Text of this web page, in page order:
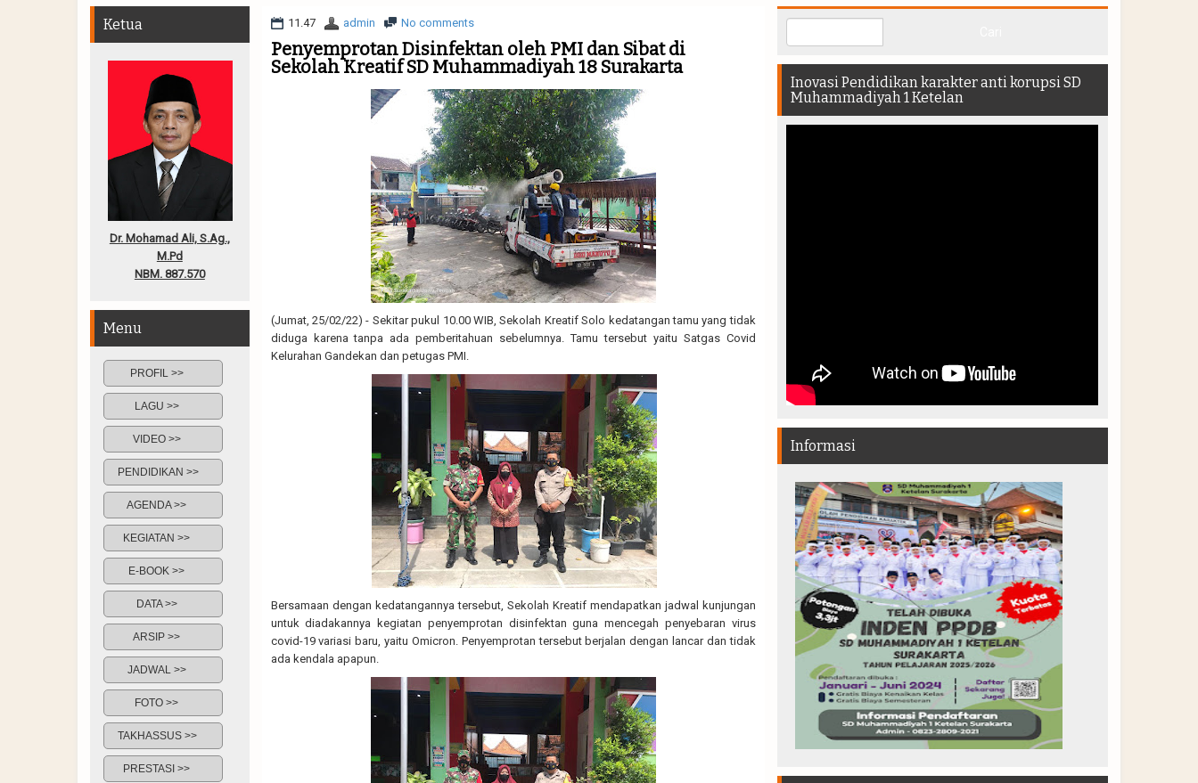
11.47 admin No comments
Penyemprotan Disinfektan oleh PMI dan Sibat di
Sekolah Kreatif SD Muhammadiyah 18 Surakarta
(Jumat, 25/02/22) - Sekitar pukul 10.00 WIB, Sekolah Kreatif Solo kedatangan tamu yang tidak
diduga karena tanpa ada pemberitahuan sebelumnya. Tamu tersebut yaitu Satgas Covid
Kelurahan Gandekan dan petugas PMI.
Bersamaan dengan kedatangannya tersebut, Sekolah Kreatif mendapatkan jadwal kunjungan
untuk diadakannya kegiatan penyemprotan disinfektan guna mencegah penyebaran virus
covid-19 variasi baru, yaitu Omicron. Penyemprotan tersebut berjalan dengan lancar dan tidak
ada kendala apapun.
Ketua
Dr. Mohamad Ali, S.Ag.,
M.Pd
NBM. 887.570
Menu
PROFIL >>
LAGU >>
VIDEO >>
PENDIDIKAN >>
AGENDA >>
KEGIATAN >>
E-BOOK >>
DATA >>
ARSIP >>
JADWAL >>
FOTO >>
TAKHASSUS >>
PRESTASI >>
Inovasi Pendidikan karakter anti korupsi SD
Muhammadiyah 1 Ketelan
Informasi